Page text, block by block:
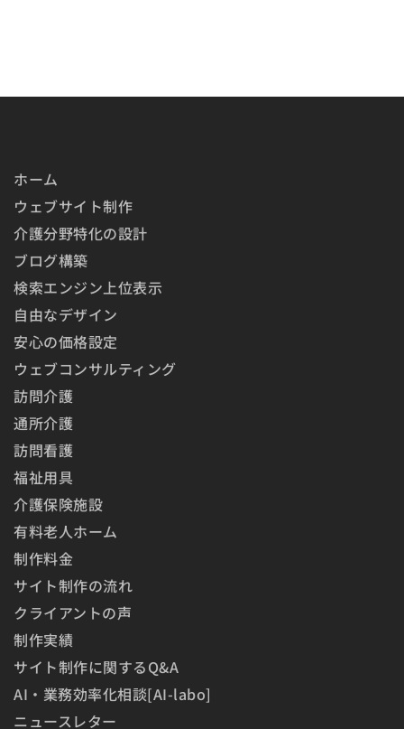
ホーム
ウェブサイト制作
介護分野特化の設計
ブログ構築
検索エンジン上位表示
自由なデザイン
安心の価格設定
ウェブコンサルティング
訪問介護
通所介護
訪問看護
福祉用具
介護保険施設
有料老人ホーム
制作料金
サイト制作の流れ
クライアントの声
制作実績
サイト制作に関するQ&A
AI・業務効率化相談[AI-labo]
ニュースレター